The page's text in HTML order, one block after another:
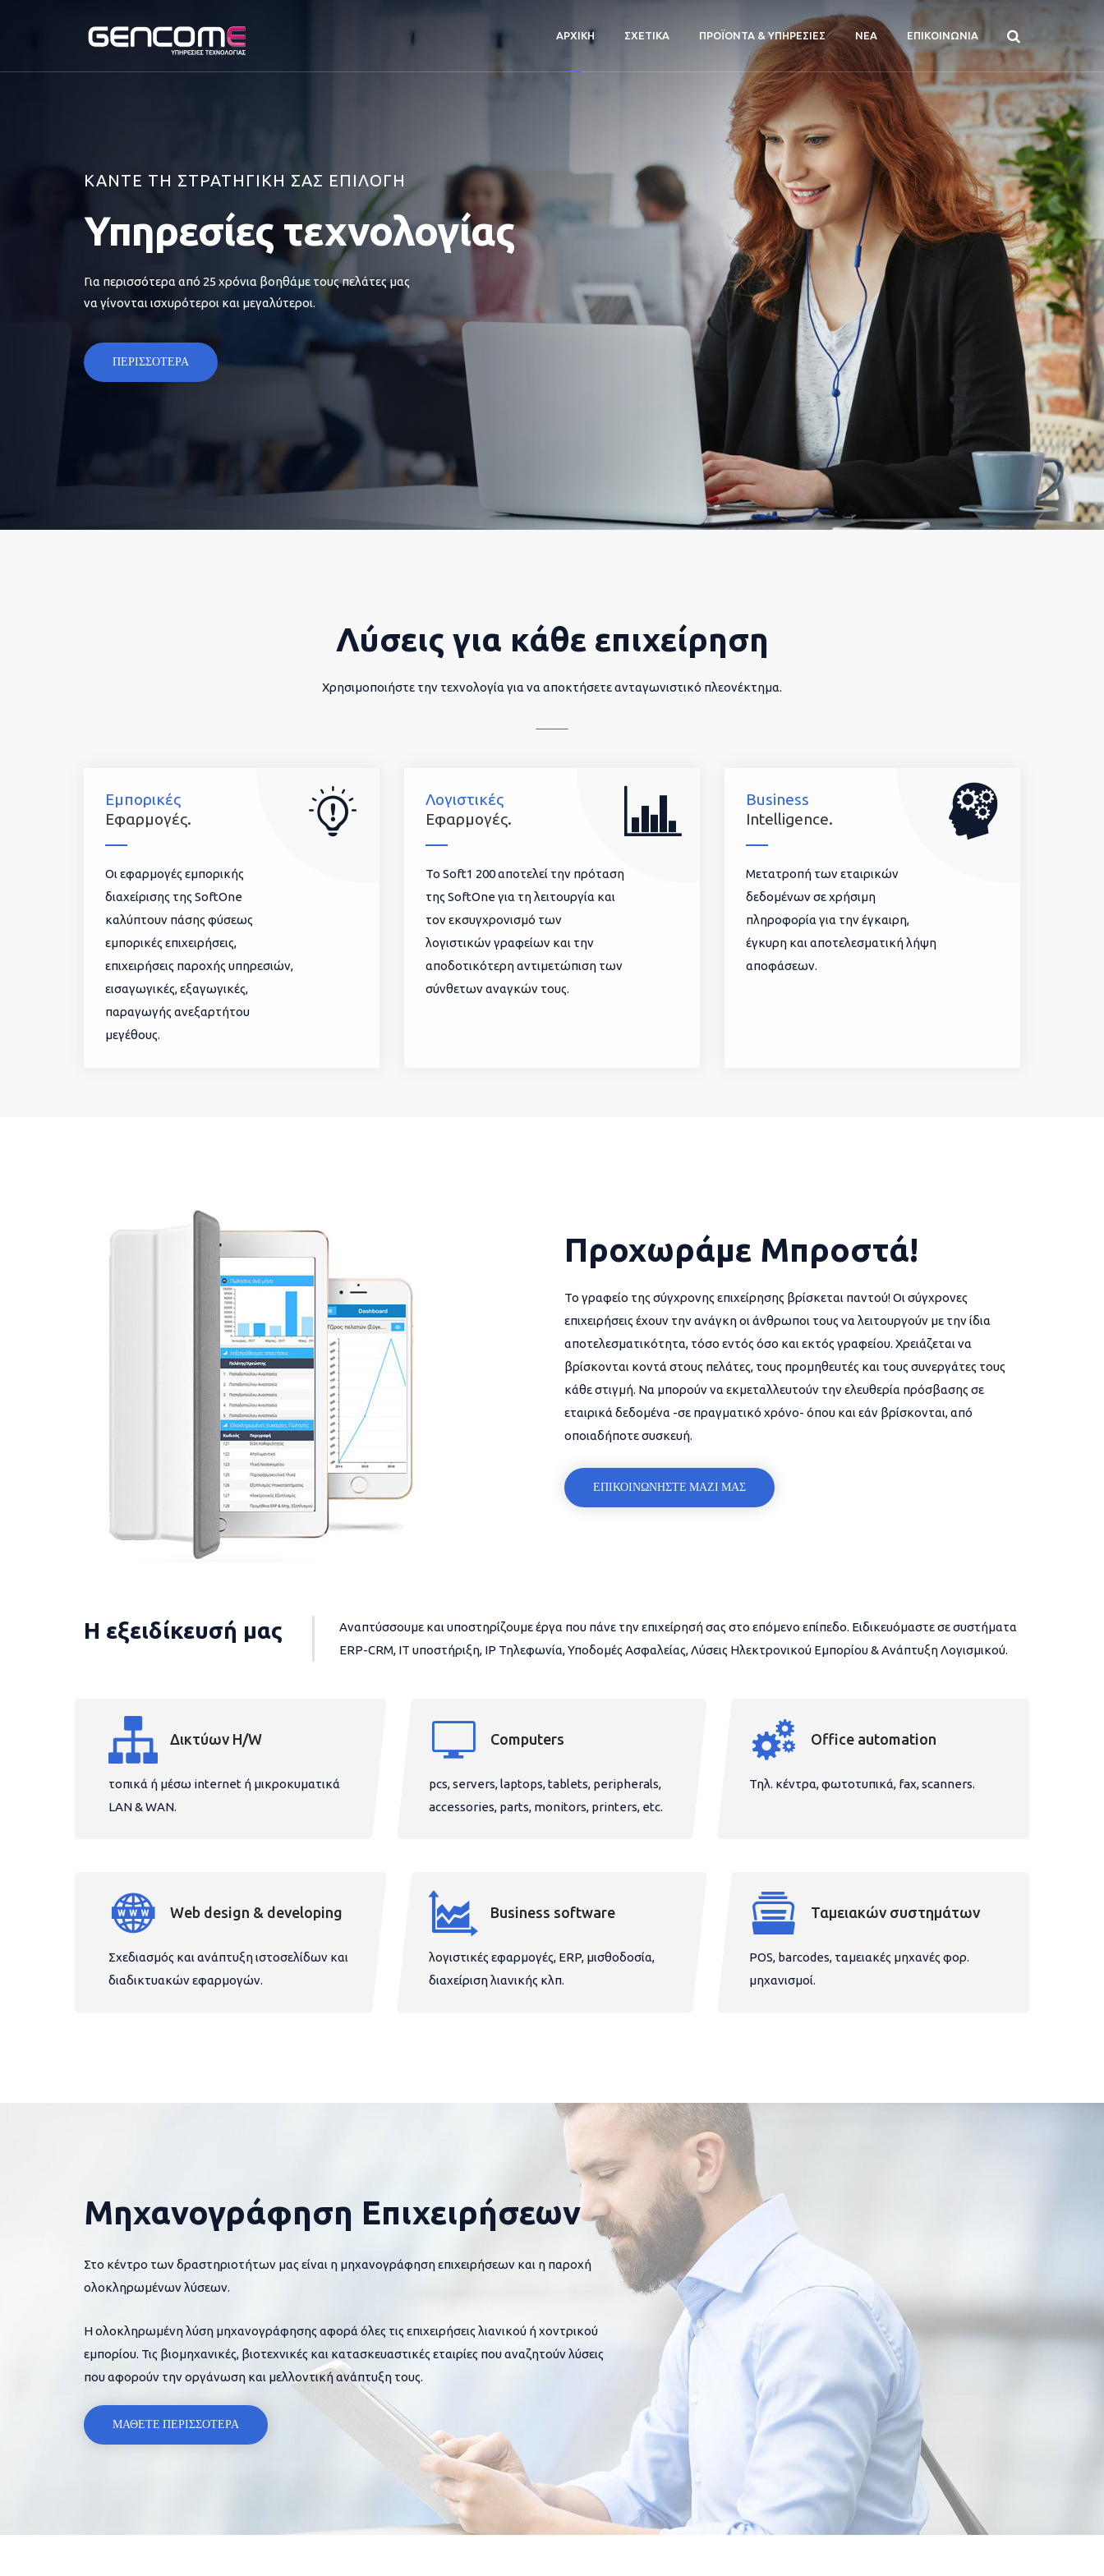
ΑΡΧΙΚΗ ΣΧΕΤΙΚΑ ΠΡΟΪΟΝΤΑ & ΥΠΗΡΕΣΙΕΣ ΝΕΑ ΕΠΙΚΟΙΝΩΝΙΑ
ΚΑΝΤΕ ΤΗ ΣΤΡΑΤΗΓΙΚΗ ΣΑΣ ΕΠΙΛΟΓΗ
Υπηρεσίες τεχνολογίας
Για περισσότερα από 25 χρόνια βοηθάμε τους πελάτες μας
να γίνονται ισχυρότεροι και μεγαλύτεροι.
ΠΕΡΙΣΣΟΤΕΡΑ
Λύσεις για κάθε επιχείρηση
Χρησιμοποιήστε την τεχνολογία για να αποκτήσετε ανταγωνιστικό πλεονέκτημα.
Εμπορικές
Εφαρμογές.
Οι εφαρμογές εμπορικής
διαχείρισης της SoftOne
καλύπτουν πάσης φύσεως
εμπορικές επιχειρήσεις,
επιχειρήσεις παροχής υπηρεσιών,
εισαγωγικές, εξαγωγικές,
παραγωγής ανεξαρτήτου
μεγέθους.
Λογιστικές
Εφαρμογές.
To Soft1 200 αποτελεί την πρόταση
της SoftOne για τη λειτουργία και
τον εκσυγχρονισμό των
λογιστικών γραφείων και την
αποδοτικότερη αντιμετώπιση των
σύνθετων αναγκών τους.
Business
Intelligence.
Μετατροπή των εταιρικών
δεδομένων σε χρήσιμη
πληροφορία για την έγκαιρη,
έγκυρη και αποτελεσματική λήψη
αποφάσεων.
Προχωράμε Μπροστά!
Το γραφείο της σύγχρονης επιχείρησης βρίσκεται παντού! Οι σύγχρονες
επιχειρήσεις έχουν την ανάγκη οι άνθρωποι τους να λειτουργούν με την ίδια
αποτελεσματικότητα, τόσο εντός όσο και εκτός γραφείου. Χρειάζεται να
βρίσκονται κοντά στους πελάτες, τους προμηθευτές και τους συνεργάτες τους
κάθε στιγμή. Να μπορούν να εκμεταλλευτούν την ελευθερία πρόσβασης σε
εταιρικά δεδομένα -σε πραγματικό χρόνο- όπου και εάν βρίσκονται, από
οποιαδήποτε συσκευή.
ΕΠΙΚΟΙΝΩΝΗΣΤΕ ΜΑΖΙ ΜΑΣ
Η εξειδίκευσή μας
Αναπτύσσουμε και υποστηρίζουμε έργα που πάνε την επιχείρησή σας στο επόμενο επίπεδο. Ειδικευόμαστε σε συστήματα
ERP-CRM, IT υποστήριξη, IP Τηλεφωνία, Υποδομές Ασφαλείας, Λύσεις Ηλεκτρονικού Εμπορίου & Ανάπτυξη Λογισμικού.
Δικτύων H/W
τοπικά ή μέσω internet ή μικροκυματικά
LAN & WAN.
Computers
pcs, servers, laptops, tablets, peripherals,
accessories, parts, monitors, printers, etc.
Office automation
Τηλ. κέντρα, φωτοτυπικά, fax, scanners.
Web design & developing
Σχεδιασμός και ανάπτυξη ιστοσελίδων και
διαδικτυακών εφαρμογών.
Business software
λογιστικές εφαρμογές, ERP, μισθοδοσία,
διαχείριση λιανικής κλπ.
Ταμειακών συστημάτων
POS, barcodes, ταμειακές μηχανές φορ.
μηχανισμοί.
Μηχανογράφηση Επιχειρήσεων
Στο κέντρο των δραστηριοτήτων μας είναι η μηχανογράφηση επιχειρήσεων και η παροχή
ολοκληρωμένων λύσεων.
Η ολοκληρωμένη λύση μηχανογράφησης αφορά όλες τις επιχειρήσεις λιανικού ή χοντρικού
εμπορίου. Τις βιομηχανικές, βιοτεχνικές και κατασκευαστικές εταιρίες που αναζητούν λύσεις
που αφορούν την οργάνωση και μελλοντική ανάπτυξη τους.
ΜΑΘΕΤΕ ΠΕΡΙΣΣΟΤΕΡΑ